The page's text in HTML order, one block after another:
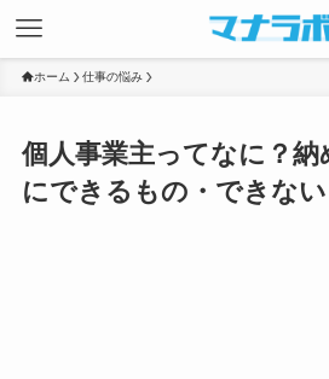
ホーム 仕事の悩み
個人事業主ってなに？
にできるもの・できな